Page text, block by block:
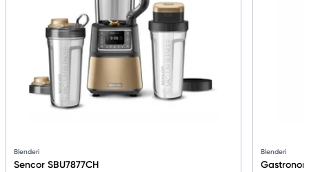
Blenderi
Sencor SBU7877CH
Blenderi